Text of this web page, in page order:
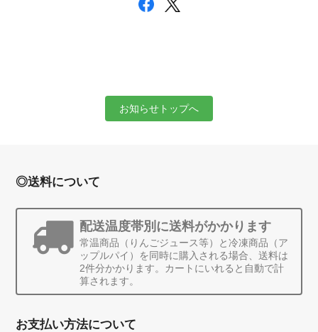
お知らせトップへ
◎送料について
配送温度帯別に送料がかかります
常温商品（りんごジュース等）と冷凍商品（ア
ップルパイ）を同時に購入される場合、送料は
2件分かかります。カートにいれると自動で計
算されます。
お支払い方法について